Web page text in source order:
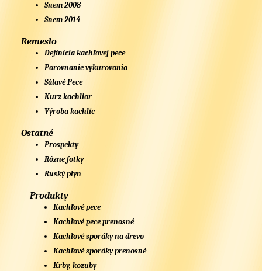
Snem 2008
Snem 2014
Remeslo
Definícia kachľovej pece
Porovnanie vykurovania
Sálavé Pece
Kurz kachliar
Výroba kachlíc
Ostatné
Prospekty
Rôzne fotky
Ruský plyn
Produkty
Kachľové pece
Kachľové pece prenosné
Kachľové sporáky na drevo
Kachľové sporáky prenosné
Krby, kozuby